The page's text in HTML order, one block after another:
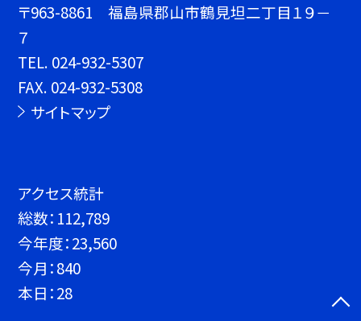
〒963-8861 福島県郡山市鶴見坦二丁目１９－
７
TEL. 024-932-5307
FAX. 024-932-5308
サイトマップ
アクセス統計
総数： 112,789
今年度：23,560
今月：840
本日：28